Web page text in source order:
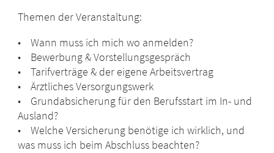
Themen der Veranstaltung:
• Wann muss ich mich wo anmelden?
• Bewerbung & Vorstellungsgespräch
• Tarifverträge & der eigene Arbeitsvertrag
• Ärztliches Versorgungswerk
• Grundabsicherung für den Berufsstart im In- und
Ausland?
• Welche Versicherung benötige ich wirklich, und
was muss ich beim Abschluss beachten?